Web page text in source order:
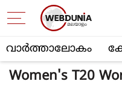
വാര്‍ത്താലോകം
Women's T20